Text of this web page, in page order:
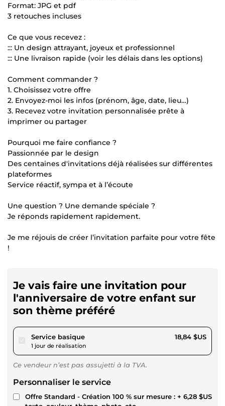
Format: JPG et pdf
3 retouches incluses
Ce que vous recevez :
::: Un design attrayant, joyeux et professionnel
::: Une livraison rapide (voir les délais dans les options)
Comment commander ?
1. Choisissez votre offre
2. Envoyez-moi les infos (prénom, âge, date, lieu…)
3. Recevez votre invitation personnalisée prête à
imprimer ou partager
Pourquoi me faire confiance ?
Passionnée par le design
Des centaines d'invitations déjà réalisées sur différentes
plateformes
Service réactif, sympa et à l’écoute
Une question ? Une demande spéciale ?
Je réponds rapidement rapidement.
Je me réjouis de créer l’invitation parfaite pour votre fête
!
Je vais faire une invitation pour
l'anniversaire de votre enfant sur
son thème préféré
Service basiquepour 17,36 $US
1 jour de réalisation
18,84 $US
Ce vendeur n’est pas assujetti à la TVA.
Personnaliser le service
Offre Standard - Création 100 % sur mesure : + 6,28 $US